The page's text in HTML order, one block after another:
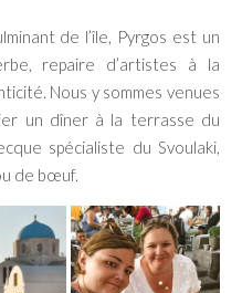
de l’île, Pyrgos est un
repaire d’artistes à la
Nous y sommes venues
un dîner à la terrasse du
spécialiste du Svoulaki,
de bœuf.